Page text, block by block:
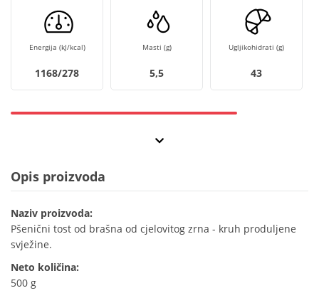
Energija (kJ/kcal)
1168/278
Masti (g)
5,5
Ugljikohidrati (g)
43
Opis proizvoda
Naziv proizvoda:
Pšenični tost od brašna od cjelovitog zrna - kruh produljene
svježine.
Neto količina:
500 g